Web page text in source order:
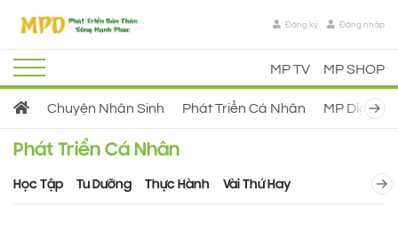
Đăng ký Đăng nhập
MP TV MP SHOP
Chuyện Nhân Sinh Phát Triển Cá Nhân MP Digital
Phát Triển Cá Nhân
Học Tập Tu Dưỡng Thực Hành Vài Thứ Hay